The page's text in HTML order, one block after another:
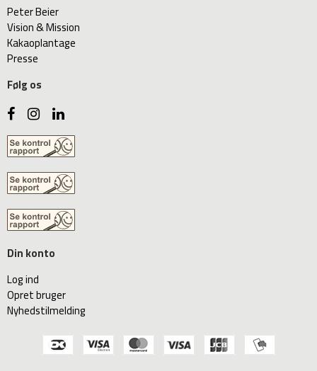
Peter Beier
Vision & Mission
Kakaoplantage
Presse
Følg os
Din konto
Log ind
Opret bruger
Nyhedstilmelding